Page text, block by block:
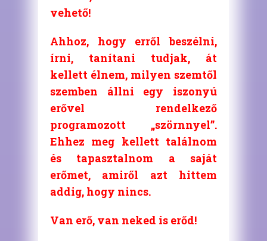
vehető!
Ahhoz, hogy erről beszélni,
írni, tanítani tudjak, át
kellett élnem, milyen szemtől
szemben állni egy iszonyú
erővel rendelkező
programozott „szörnnyel”.
Ehhez meg kellett találnom
és tapasztalnom a saját
erőmet, amiről azt hittem
addig, hogy nincs.
Van erő, van neked is erőd!